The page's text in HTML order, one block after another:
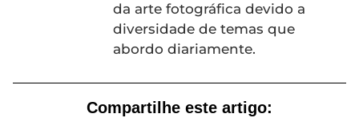
da arte fotográfica devido a
diversidade de temas que
abordo diariamente.
Compartilhe este artigo: